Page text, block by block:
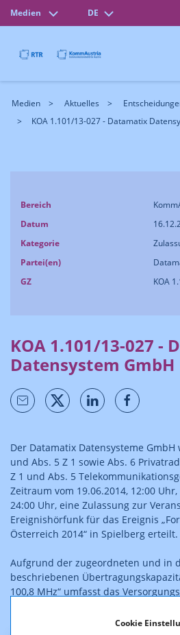
Cookie
Medien DE
Medien Aktuelles
KOA 1.101/13-027 - Datamatix
Bereich
Datum
Kategorie
Partei(en)
GZ
KOA
KOA 1.101/13-027 -
Datensystem GmbH
Der Datamatix Datensysteme
und Abs. 5 Z 1 sowie Abs. 6
Z 1 und Abs. 5
Zeitraum vom 19.06.2014, 12:00
24:00 Uhr, eine Zulassung zur
Ereignishörfunk für das Ereignis
Österreich 2014“ in Spielberg erteilt.
Aufgrund der zugeordneten und in
beschriebenen
100,8 MHz“ umfasst das
Eppenstein und Knittelfeld. Der